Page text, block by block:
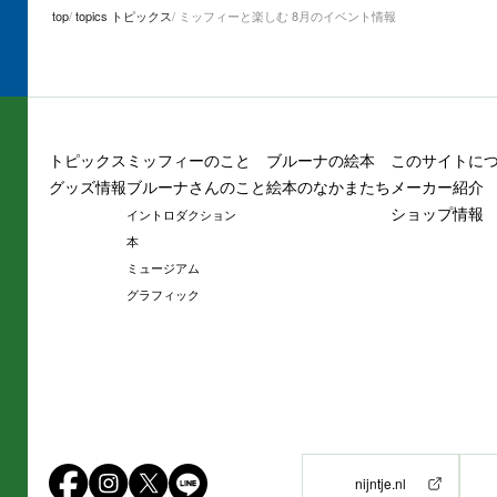
top topics トピックス ミッフィーと楽しむ 8月のイベント情報
トピックス
グッズ情報
ミッフィーのこと
ブルーナさんのこと
イントロダクション
本
ミュージアム
グラフィック
ブルーナの絵本
絵本のなかまたち
このサイトに
メーカー紹介
ショップ情報
nijntje.nl